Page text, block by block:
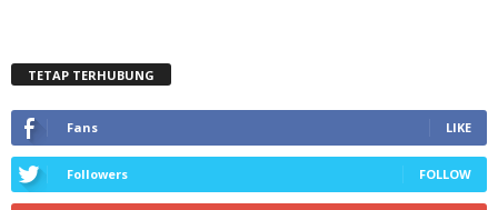
TETAP TERHUBUNG
Fans LIKE
Followers FOLLOW